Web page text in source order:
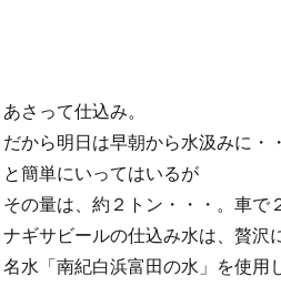
あさって仕込み。
だから明日は早朝から水汲みに・
と簡単にいってはいるが
その量は、約２トン・・・。車で
ナギサビールの仕込み水は、贅沢
名水「南紀白浜富田の水」を使用